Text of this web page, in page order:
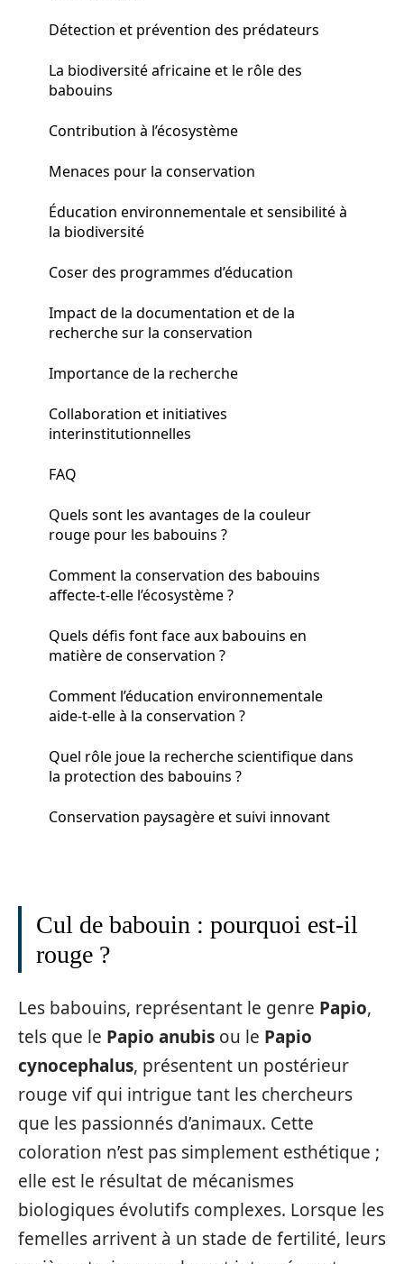
Détection et prévention des prédateurs
La biodiversité africaine et le rôle des
babouins
Contribution à l’écosystème
Menaces pour la conservation
Éducation environnementale et sensibilité à
la biodiversité
Coser des programmes d’éducation
Impact de la documentation et de la
recherche sur la conservation
Importance de la recherche
Collaboration et initiatives
interinstitutionnelles
FAQ
Quels sont les avantages de la couleur
rouge pour les babouins ?
Comment la conservation des babouins
affecte-t-elle l’écosystème ?
Quels défis font face aux babouins en
matière de conservation ?
Comment l’éducation environnementale
aide-t-elle à la conservation ?
Quel rôle joue la recherche scientifique dans
la protection des babouins ?
Conservation paysagère et suivi innovant
Cul de babouin : pourquoi est-il
rouge ?
Les babouins, représentant le genre Papio,
tels que le Papio anubis ou le Papio
cynocephalus, présentent un postérieur
rouge vif qui intrigue tant les chercheurs
que les passionnés d’animaux. Cette
coloration n’est pas simplement esthétique ;
elle est le résultat de mécanismes
biologiques évolutifs complexes. Lorsque les
femelles arrivent à un stade de fertilité, leurs